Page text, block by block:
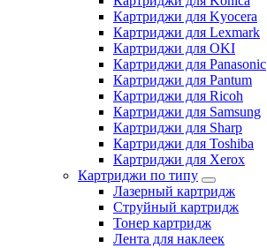
Картриджи для Kyocera
Картриджи для Lexmark
Картриджи для OKI
Картриджи для Panasonic
Картриджи для Pantum
Картриджи для Ricoh
Картриджи для Samsung
Картриджи для Sharp
Картриджи для Toshiba
Картриджи для Xerox
Картриджи по типу
Лазерный картридж
Струйный картридж
Тонер картридж
Лента для наклеек